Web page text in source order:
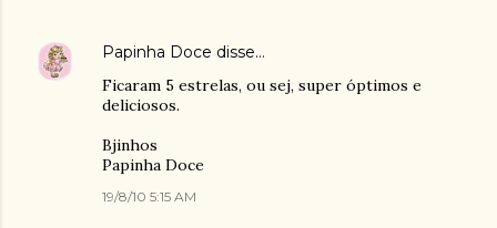
Papinha Doce disse…
Ficaram 5 estrelas, ou sej, super óptimos e
deliciosos.
Bjinhos
Papinha Doce
19/8/10 5:15 AM